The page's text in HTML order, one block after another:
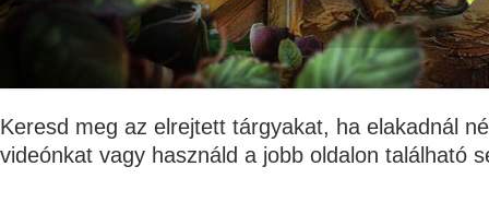
Keresd meg az elrejtett tárgyakat, ha elakadnál
videónkat vagy használd a jobb oldalon található